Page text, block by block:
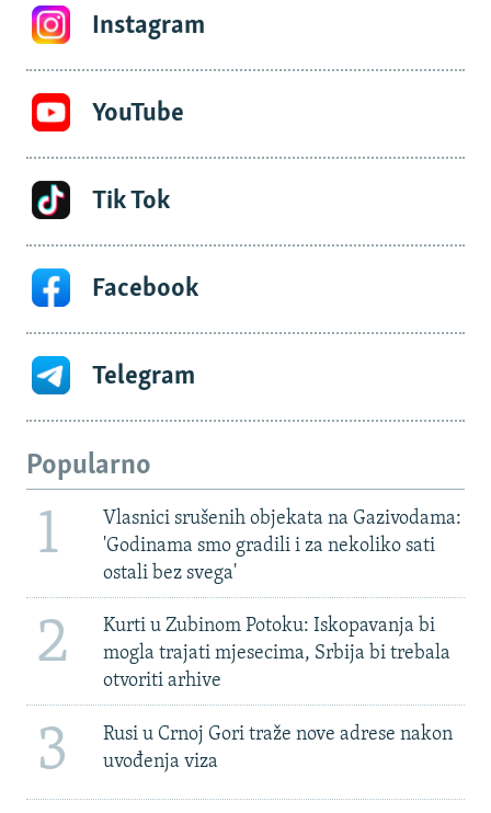
Instagram
YouTube
Tik Tok
Facebook
Telegram
Popularno
1
Vlasnici srušenih objekata na Gazivodama:
'Godinama smo gradili i za nekoliko sati
ostali bez svega'
2
Kurti u Zubinom Potoku: Iskopavanja bi
mogla trajati mjesecima, Srbija bi trebala
otvoriti arhive
3
Rusi u Crnoj Gori traže nove adrese nakon
uvođenja viza